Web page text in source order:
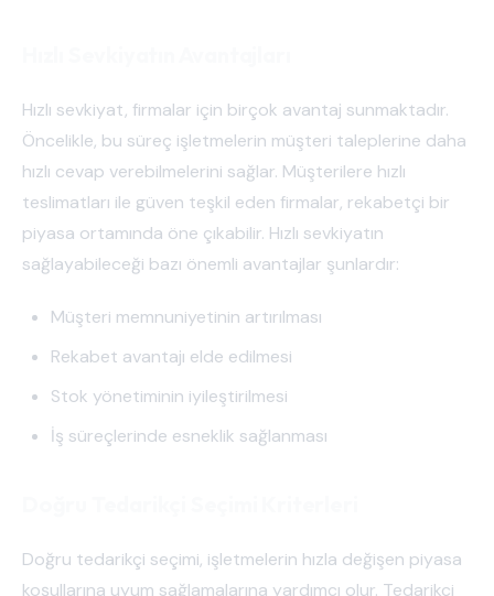
Hızlı sevkiyat, firmalar için birçok avantaj sunmaktadır.
Öncelikle, bu süreç işletmelerin müşteri taleplerine daha
hızlı cevap verebilmelerini sağlar. Müşterilere hızlı
teslimatları ile güven teşkil eden firmalar, rekabetçi bir
piyasa ortamında öne çıkabilir. Hızlı sevkiyatın
sağlayabileceği bazı önemli avantajlar şunlardır:
Müşteri memnuniyetinin artırılması
Rekabet avantajı elde edilmesi
Stok yönetiminin iyileştirilmesi
İş süreçlerinde esneklik sağlanması
Doğru tedarikçi seçimi, işletmelerin hızla değişen piyasa
koşullarına uyum sağlamalarına yardımcı olur. Tedarikçi